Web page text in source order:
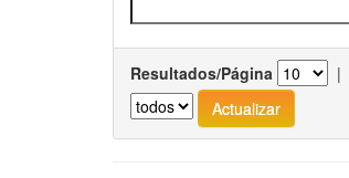
Resultados/Página |